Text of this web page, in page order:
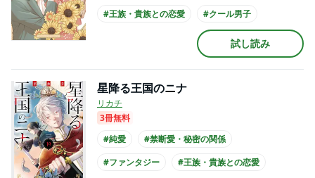
#王族・貴族との恋愛
#クール男子
試し読み
星降る王国のニナ
リカチ
3冊無料
#純愛
#禁断愛・秘密の関係
#ファンタジー
#王族・貴族との恋愛